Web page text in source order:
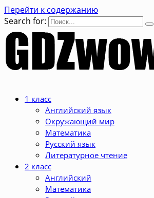
Перейти к содержанию
Search for:
1 класс
Английский язык
Окружающий мир
Математика
Русский язык
Литературное чтение
2 класс
Английский
Математика